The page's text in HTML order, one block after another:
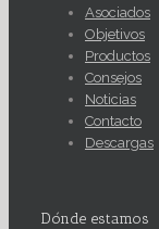
Asociados
Objetivos
Productos
Consejos
Noticias
Contacto
Descargas
Dónde estamos